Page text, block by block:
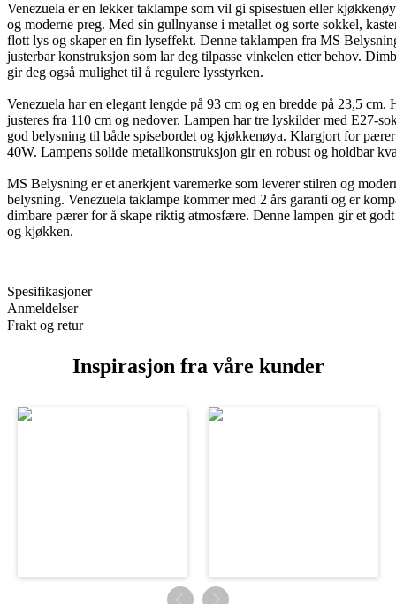
Venezuela er en lekker taklampe som vil gi spisestuen eller
og moderne preg. Med sin gullnyanse i metallet og sorte sokkel,
flott lys og skaper en fin lyseffekt. Denne taklampen fra MS
justerbar konstruksjon som lar deg tilpasse vinkelen etter behov.
gir deg også mulighet til å regulere lysstyrken.
Venezuela har en elegant lengde på 93 cm og en bredde på 23,5 cm.
justeres fra 110 cm og nedover. Lampen har tre lyskilder med E27-
god belysning til både spisebordet og kjøkkenøya. Klargjort for
40W. Lampens solide metallkonstruksjon gir en robust og holdbar
MS Belysning er et anerkjent varemerke som leverer stilren og
belysning. Venezuela taklampe kommer med 2 års garanti og er
dimbare pærer for å skape riktig atmosfære. Denne lampen gir et
og kjøkken.
Spesifikasjoner
Anmeldelser
Frakt og retur
Inspirasjon fra våre kunder